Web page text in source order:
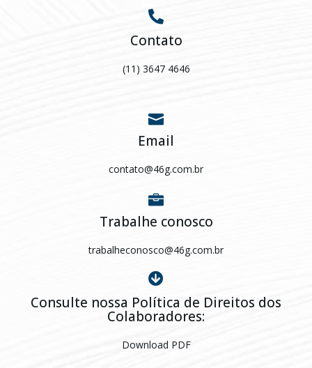
Contato
(11) 3647 4646
Email
contato@46g.com.br
Trabalhe conosco
trabalheconosco@46g.com.br
Consulte nossa Política de Direitos dos
Colaboradores:
Download PDF